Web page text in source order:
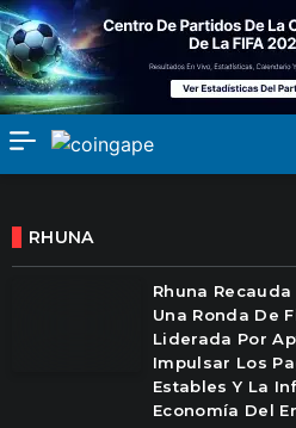
RHUNA
Rhuna
Una Ronda De
Liderada Por
Impulsar Los
Estables Y La
Economía Del